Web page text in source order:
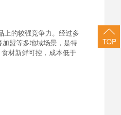
上的较强竞争力。经过多
盟等多地域场景，是特
材新鲜可控，成本低于
TOP